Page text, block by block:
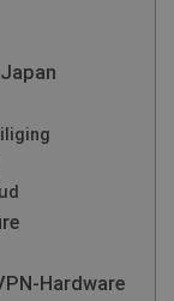
Hardware